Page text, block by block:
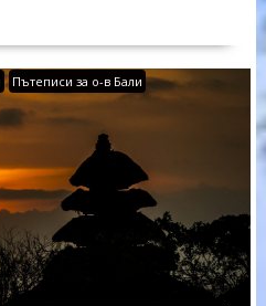
Пътеписи за о-в Бали